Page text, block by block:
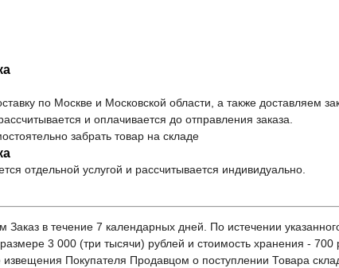
по Москве и Московской области, а также доставляем
и оплачивается до отправления заказа.
забрать товар на складе
отдельной услугой и рассчитывается индивидуально.
в течение 7 календарных дней. По истечении
3 000 (три тысячи) рублей и стоимость хранения -
извещения Покупателя Продавцом о поступлении Товара